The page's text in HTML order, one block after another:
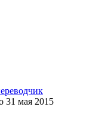
31 мая 2015